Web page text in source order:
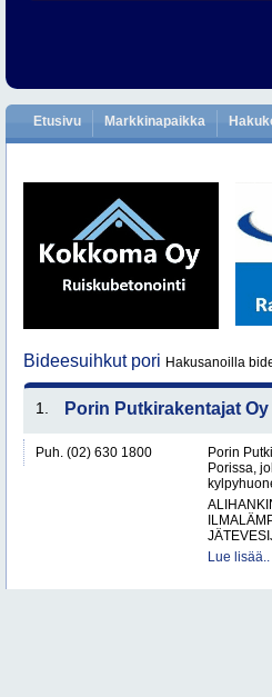
Etusivu Markkinapaikka
Bideesuihkut pori Hakusanoilla
1. Porin Putkirakentajat Oy
Puh. (02) 630 1800
Porin
Porissa,
Lue lisää..